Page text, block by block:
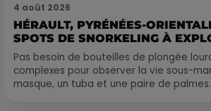
4 août 2026
HÉRAULT, PYRÉNÉES-
SPOTS DE SNORKELING À
Pas besoin de bouteilles de plongée
complexes pour observer la vie sous-
masque, un tuba et une paire de